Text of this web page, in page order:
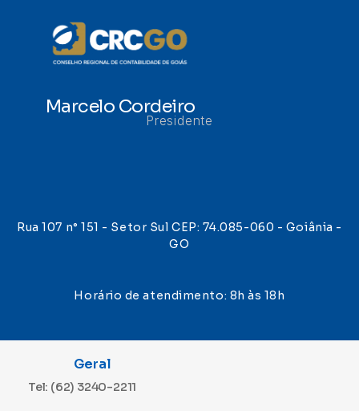
Marcelo Cordeiro
Presidente
Rua 107 n° 151 - Setor Sul CEP: 74.085-060 - Goiânia -
GO
Horário de atendimento: 8h às 18h
Geral
Tel: (62) 3240-2211